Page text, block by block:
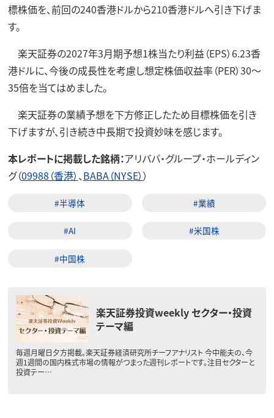
標株価を、前回の240香港ドルから210香港ドルへ引き下げま
す。
楽天証券の2027年3月期予想1株当たり利益（EPS）6.23香
港ドルに、今後の成長性を考慮し想定株価収益率（PER）30～
35倍を当てはめました。
楽天証券の業績予想を下方修正したため目標株価を引き
下げますが、引き続き中長期で投資妙味を感じます。
本レポートに掲載した銘柄：アリババ・グループ・ホールディン
グ（09988（香港） 、BABA（NYSE））
#半導体 #業績
#AI #米国株
#中国株
楽天証券投資weekly セクター・投資
テーマ編
毎週月曜日夕方掲載。楽天証券経済研究所チーフアナリスト 今中能夫の、今
週1週間の国内株式市場の情報がつまった週刊レポートです。注目セクターと
投資テー…